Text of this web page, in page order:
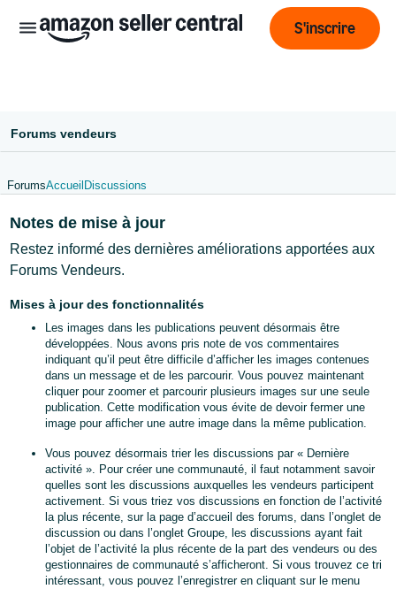
Français
BE
English
Login
S'inscrire
Forums vendeurs
ForumsAccueil Discussions
Notes de mise à jour
Restez informé des dernières améliorations apportées aux
Forums Vendeurs.
Mises à jour des fonctionnalités
Les images dans les publications peuvent désormais être
développées. Nous avons pris note de vos commentaires
indiquant qu’il peut être difficile d’afficher les images contenues
dans un message et de les parcourir. Vous pouvez maintenant
cliquer pour zoomer et parcourir plusieurs images sur une seule
publication. Cette modification vous évite de devoir fermer une
image pour afficher une autre image dans la même publication.
Vous pouvez désormais trier les discussions par « Dernière
activité ». Pour créer une communauté, il faut notamment savoir
quelles sont les discussions auxquelles les vendeurs participent
activement. Si vous triez vos discussions en fonction de l’activité
la plus récente, sur la page d’accueil des forums, dans l’onglet de
discussion ou dans l’onglet Groupe, les discussions ayant fait
l’objet de l’activité la plus récente de la part des vendeurs ou des
gestionnaires de communauté s’afficheront. Si vous trouvez ce tri
intéressant, vous pouvez l’enregistrer en cliquant sur le menu